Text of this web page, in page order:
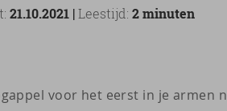
21.10.2021 |Leestijd: 2 minuten
voor het eerst in je armen